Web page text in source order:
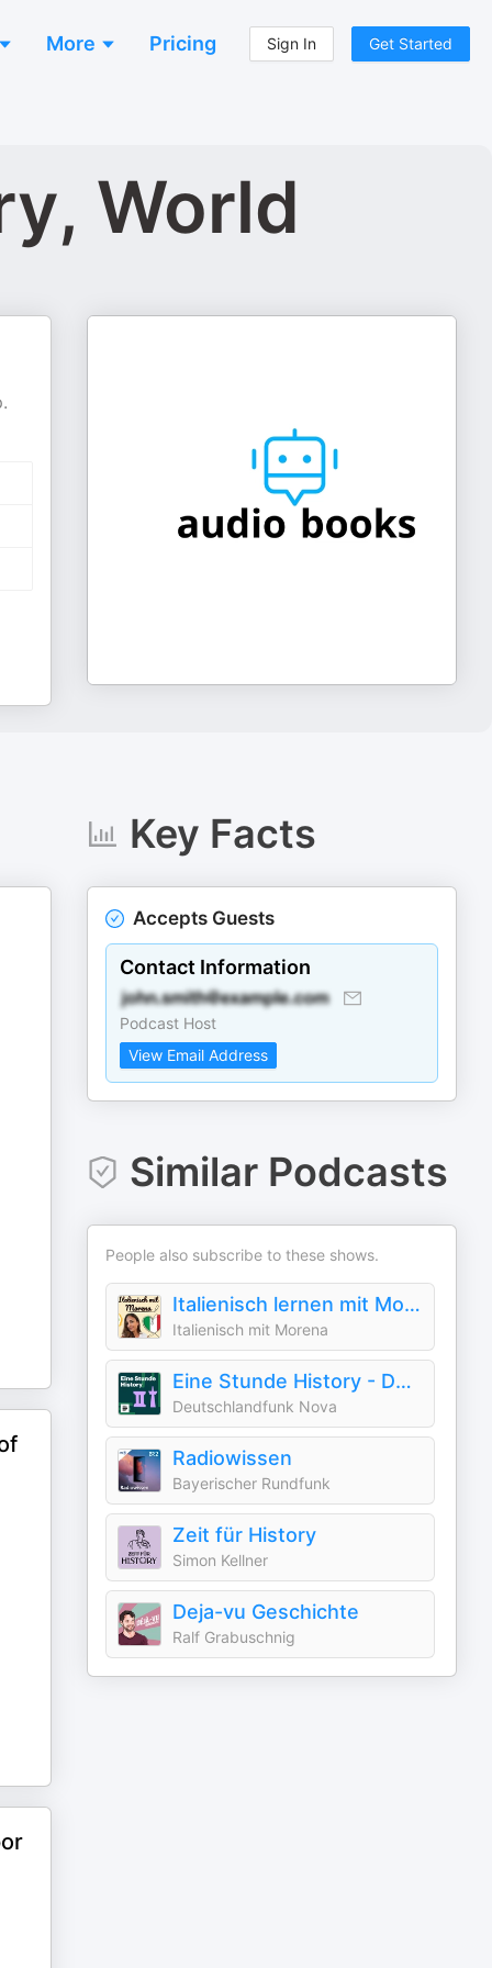
More Pricing Sign In Get Started
World
Key Facts
Accepts Guests
Contact Information
Podcast Host
View Email Address
Similar Podcasts
People also subscribe to these shows.
Italienisch lernen mit Morena - Alltagsitalienisch
Italienisch mit Morena
Eine Stunde History - Deutschlandfunk Nova
Deutschlandfunk Nova
Radiowissen
Bayerischer Rundfunk
Zeit für History
Simon Kellner
Deja-vu Geschichte
Ralf Grabuschnig